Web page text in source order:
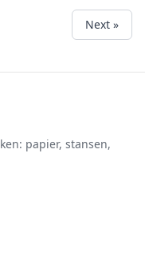
Next »
papier, stansen,